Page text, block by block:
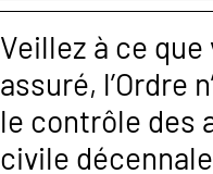
Veillez à ce
assuré, l’Ordre
le contrôle des
civile